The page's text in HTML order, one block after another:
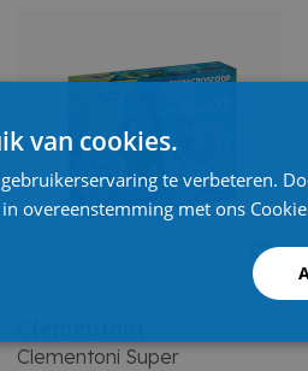
Clementoni Super
van cookies.
te verbeteren.
overeenstemming met ons